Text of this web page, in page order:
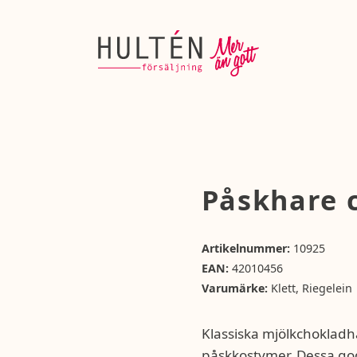
Påskhare
Artikelnummer:10925
EAN:42010456
Varumärke:Klett, Riegelein
Klassiska